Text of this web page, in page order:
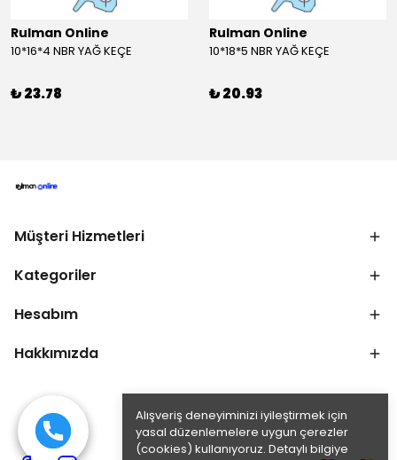
Alışveriş deneyiminizi iyileştirmek için
yasal düzenlemelere uygun çerezler
(cookies) kullanıyoruz. Detaylı bilgiye
Rulman Online
10*16*4 NBR YAĞ KEÇE
₺ 23.78
Rulman Online
10*18*5 NBR YAĞ KEÇE
₺ 20.93
Müşteri Hizmetleri
Kategoriler
Hesabım
Hakkımızda